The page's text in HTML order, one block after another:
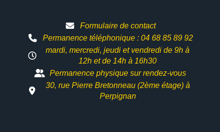
Formulaire de contact
Permanence téléphonique : 04 68 85 89 92
mardi, mercredi, jeudi et vendredi de 9h à
12h etde 14h à 16h30
Permanence physique sur rendez-vous
30, rue Pierre Bretonneau (2ème étage) à
Perpignan